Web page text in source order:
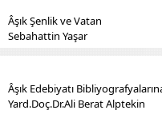
Âşık Şenlik ve Vatan
Sebahattin Yaşar
Âşık Edebiyatı
Yard.Doç.Dr.Ali Berat Alptekin